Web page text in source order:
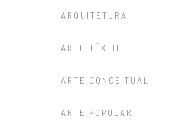
ARQUITETURA
ARTE TÊXTIL
ARTE CONCEITUAL
ARTE POPULAR